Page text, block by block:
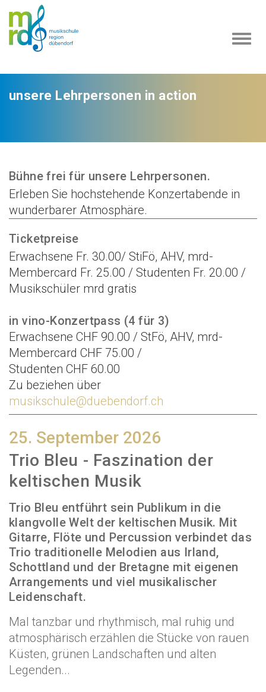
unsere Lehrpersonen in action
Bühne frei für unsere Lehrpersonen.
Erleben Sie hochstehende Konzertabende in
wunderbarer Atmosphäre.
Ticketpreise
Erwachsene Fr. 30.00/ StiFö, AHV, mrd-
Membercard Fr. 25.00 / Studenten Fr. 20.00 /
Musikschüler mrd gratis
in vino-Konzertpass (4 für 3)
Erwachsene CHF 90.00 / StFö, AHV, mrd-
Membercard CHF 75.00 /
Studenten CHF 60.00
Zu beziehen über
musikschule@duebendorf.ch
25. September 2026
Trio Bleu - Faszination der
keltischen Musik
Trio Bleu entführt sein Publikum in die
klangvolle Welt der keltischen Musik. Mit
Gitarre, Flöte und Percussion verbindet das
Trio traditionelle Melodien aus Irland,
Schottland und der Bretagne mit eigenen
Arrangements und viel musikalischer
Leidenschaft.
Mal tanzbar und rhythmisch, mal ruhig und
atmosphärisch erzählen die Stücke von rauen
Küsten, grünen Landschaften und alten
Legenden...